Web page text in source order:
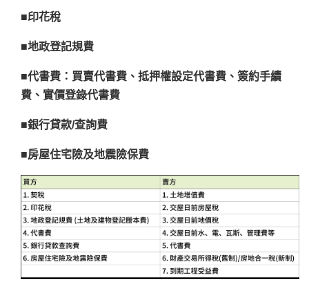
■印花稅
■地政登記規費
■代書費：買賣代書費、抵押權設定代書費、簽約手續
費、實價登錄代書費
■銀行貸款/查詢費
■房屋住宅險及地震險保費